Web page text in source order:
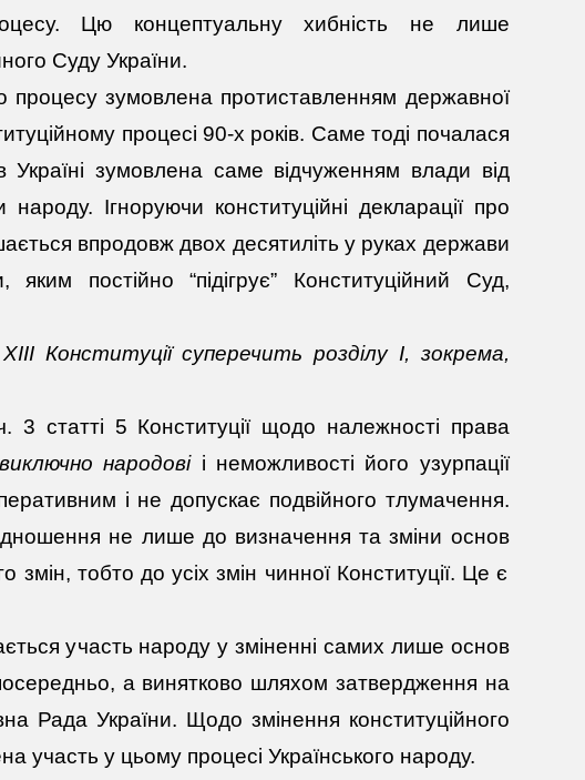
Цю концептуальну хибність не лише
Суду України.
процесу зумовлена протиставленням державної
процесі 90-х років. Саме тоді почалася
зумовлена саме відчуженням влади від
Ігноруючи конституційні декларації про
впродовж двох десятиліть у руках держави
постійно “підігрує” Конституційний Суд,
Конституції суперечить розділу І, зокрема,
статті 5 Конституції щодо належності права
виключно народовіі неможливості його узурпації
і не допускає подвійного тлумачення.
не лише до визначення та зміни основ
змін, тобто до усіх змін чинної Конституції. Це є
участь народу у зміненні самих лише основ
а винятково шляхом затвердження на
Рада України. Щодо змінення конституційного
участь у цьому процесі Українського народу.